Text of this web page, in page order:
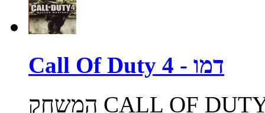
Call Of Duty 4 - דמו